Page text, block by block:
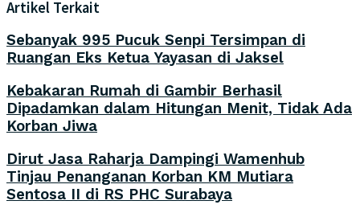
Artikel Terkait
Sebanyak 995 Pucuk Senpi Tersimpan di
Ruangan Eks Ketua Yayasan di Jaksel
Kebakaran Rumah di Gambir Berhasil
Dipadamkan dalam Hitungan Menit, Tidak Ada
Korban Jiwa
Dirut Jasa Raharja Dampingi Wamenhub
Tinjau Penanganan Korban KM Mutiara
Sentosa II di RS PHC Surabaya